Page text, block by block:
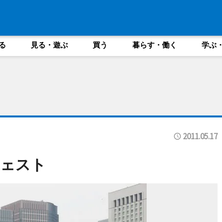
見る・遊ぶ 買う 暮らす・働く 学ぶ
2011.05.17
スト